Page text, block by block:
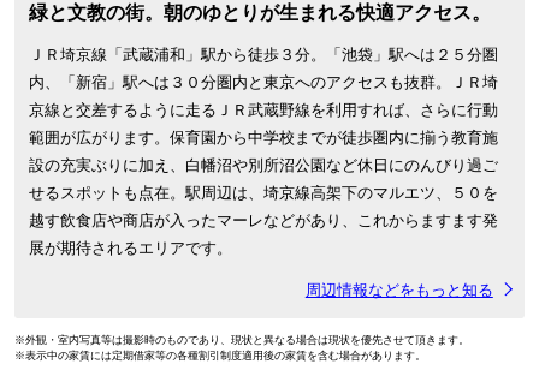
緑と文教の街。朝のゆとりが生まれる快適アクセス。
ＪＲ埼京線「武蔵浦和」駅から徒歩３分。「池袋」駅へは２５分圏
内、「新宿」駅へは３０分圏内と東京へのアクセスも抜群。ＪＲ埼
京線と交差するように走るＪＲ武蔵野線を利用すれば、さらに行動
範囲が広がります。保育園から中学校までが徒歩圏内に揃う教育施
設の充実ぶりに加え、白幡沼や別所沼公園など休日にのんびり過ご
せるスポットも点在。駅周辺は、埼京線高架下のマルエツ、５０を
越す飲食店や商店が入ったマーレなどがあり、これからますます発
展が期待されるエリアです。
周辺情報などをもっと知る
※外観・室内写真等は撮影時のものであり、現状と異なる場合は現状を優先させて頂きます。
※表示中の家賃には定期借家等の各種割引制度適用後の家賃を含む場合があります。